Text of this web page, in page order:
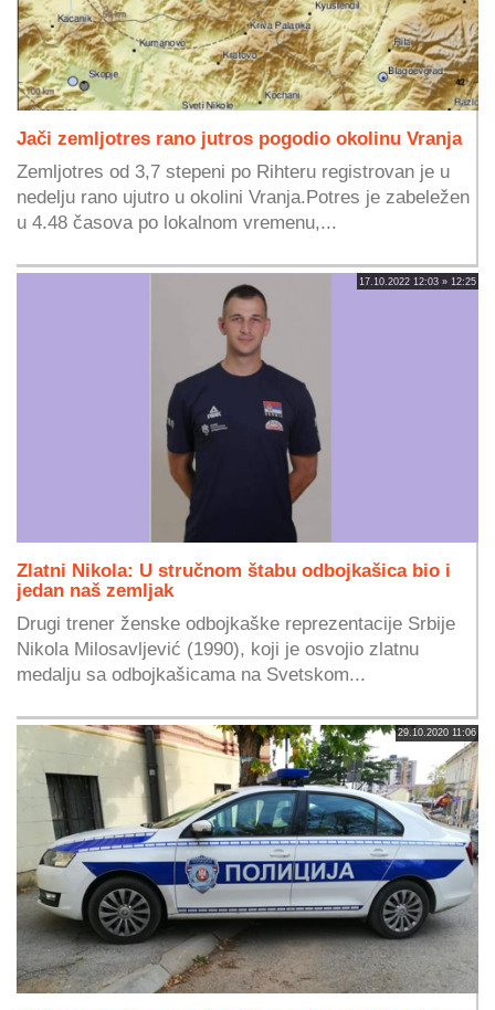
Jači zemljotres rano jutros pogodio okolinu Vranja
Zemljotres od 3,7 stepeni po Rihteru registrovan je u
nedelju rano ujutro u okolini Vranja.Potres je zabeležen
u 4.48 časova po lokalnom vremenu,...
17.10.2022 12:03 » 12:25
Zlatni Nikola: U stručnom štabu odbojkašica bio i
jedan naš zemljak
Drugi trener ženske odbojkaške reprezentacije Srbije
Nikola Milosavljević (1990), koji je osvojio zlatnu
medalju sa odbojkašicama na Svetskom...
29.10.2020 11:06